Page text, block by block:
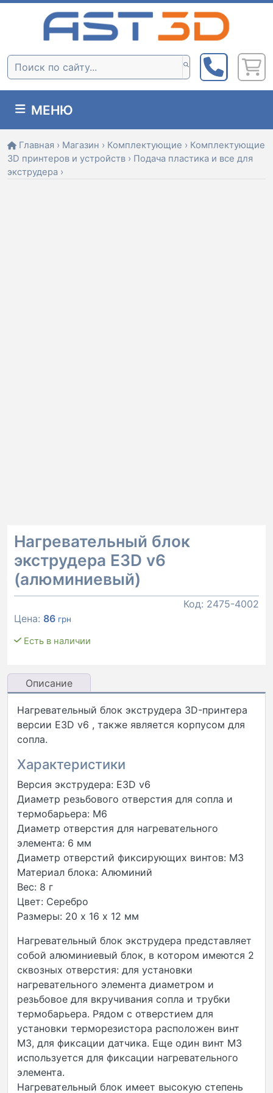
Skip
Поиск:
МЕНЮ
Главная › Магазин › Комплектующие › Комплектующие
3D принтеров и устройств › Подача пластика и все для
экструдера ›
Нагревательный блок
экструдера E3D v6
(алюминиевый)
Код: 2475-4002
Цена: 86 грн
Есть в наличии
Описание
Нагревательный блок экструдера 3D-принтера
версии E3D v6 , также является корпусом для
сопла.
Характеристики
Версия экструдера: E3D v6
Диаметр резьбового отверстия для сопла и
термобарьера: М6
Диаметр отверстия для нагревательного
элемента: 6 мм
Диаметр отверстий фиксирующих винтов: М3
Материал блока: Алюминий
Вес: 8 г
Цвет: Серебро
Размеры: 20 х 16 х 12 мм
Нагревательный блок экструдера представляет
собой алюминиевый блок, в котором имеются 2
сквозных отверстия: для установки
нагревательного элемента диаметром и
резьбовое для вкручивания сопла и трубки
термобарьера. Рядом с отверстием для
установки терморезистора расположен винт
М3, для фиксации датчика. Еще один винт М3
используется для фиксации нагревательного
элемента.
Нагревательный блок имеет высокую степень